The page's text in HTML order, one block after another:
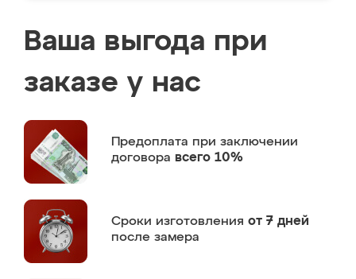
Ваша выгода при
заказе у нас
Предоплата при заключении
договора всего 10%
Сроки изготовления от 7 дней
после замера